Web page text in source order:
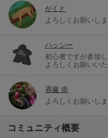
がくと
よろしくお願いしま
ハッシー
初心者ですが参加
よろしくお願いいた
斉藤 崇
よろしくお願いしま
コミュニティ概要